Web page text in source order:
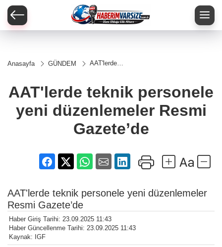
Anasayfa GÜNDEM
AAT'lerde
yeni
düzenlemeler
Gazete’de
AAT'lerde teknik personele
yeni düzenlemeler Resmi
Gazete’de
AAT'lerde teknik personele yeni düzenlemeler
Resmi Gazete’de
Haber Giriş Tarihi: 23.09.2025 11:43
Haber Güncellenme Tarihi: 23.09.2025 11:43
Kaynak: IGF